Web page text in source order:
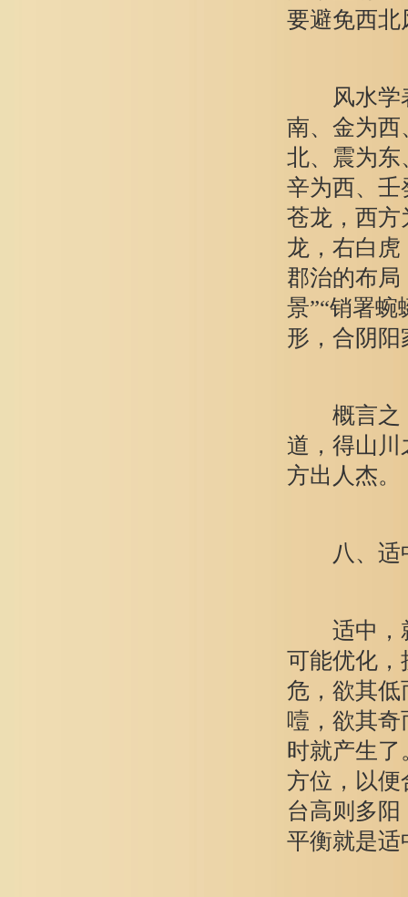
要避免西北
风水学表
南、金为西
北、震为东
辛为西、壬
苍龙，西方
龙，右白虎
郡治的布局
景”“销署蜿
形，合阴阳
概言之，
道，得山川
方出人杰。
八、适中
适中，就
可能优化，
危，欲其低
噎，欲其
时就产生
方位，以便
台高则多
平衡就是适